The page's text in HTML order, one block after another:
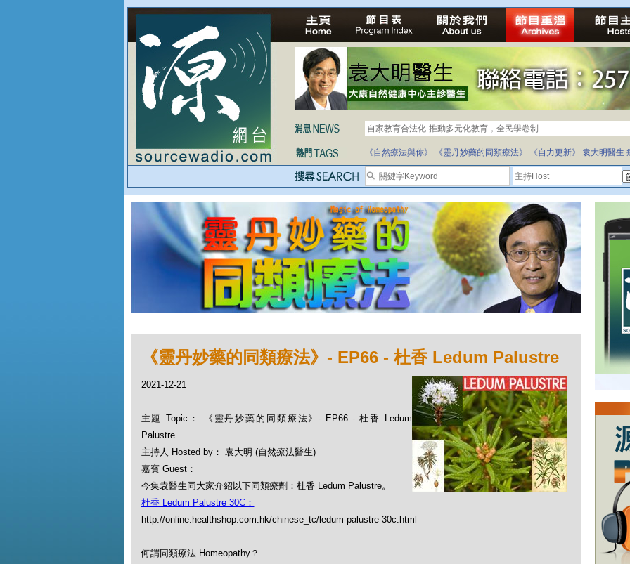
自家教育合法化-推動多元化教育，全民學卷制
《自然療法與你》 《靈丹妙藥的同類療法》 《自力更新》 袁大明醫生
《靈丹妙藥的同類療法》- EP66 - 杜香 Ledum Palustre
2021-12-21
主題 Topic： 《靈丹妙藥的同類療法》- EP66 - 杜香 Ledum
Palustre
主持人 Hosted by： 袁大明 (自然療法醫生)
嘉賓 Guest：
今集袁醫生同大家介紹以下同類療劑：杜香 Ledum Palustre。
杜香 Ledum Palustre 30C：
http://online.healthshop.com.hk/chinese_tc/ledum-palustre-30c.html
何謂同類療法 Homeopathy？